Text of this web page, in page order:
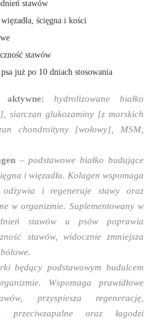
stawów
ścięgna i kości
stawów
już po 10 dniach stosowania
hydrolizowane białko
siarczan glukozaminy [z morskich
chondroityny [wołowy], MSM,
– podstawowe białko budujące
i więzadła. Kolagen wspomaga
odżywia i regeneruje stawy oraz
w organizmie. Suplementowany w
stawów u psów poprawia
stawów, widocznie zmniejsza
będący podstawowym budulcem
Wspomaga prawidłowe
przyspiesza regenerację,
przeciwzapalne oraz łagodzi